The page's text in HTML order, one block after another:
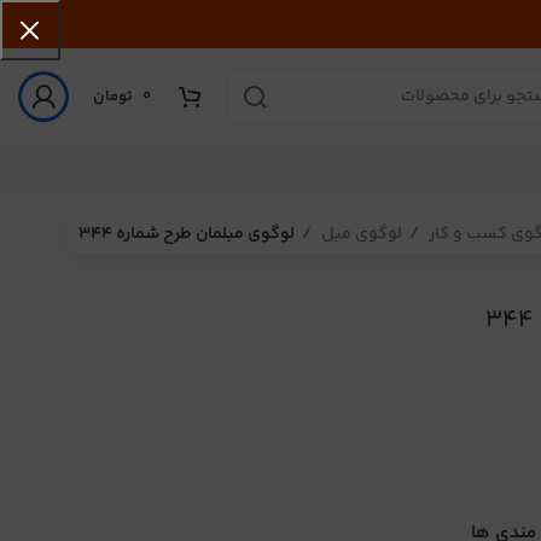
0 تومان
کسب و کار لوگوی مبل لوگوی مبلمان طرح شماره 344
مندی ها